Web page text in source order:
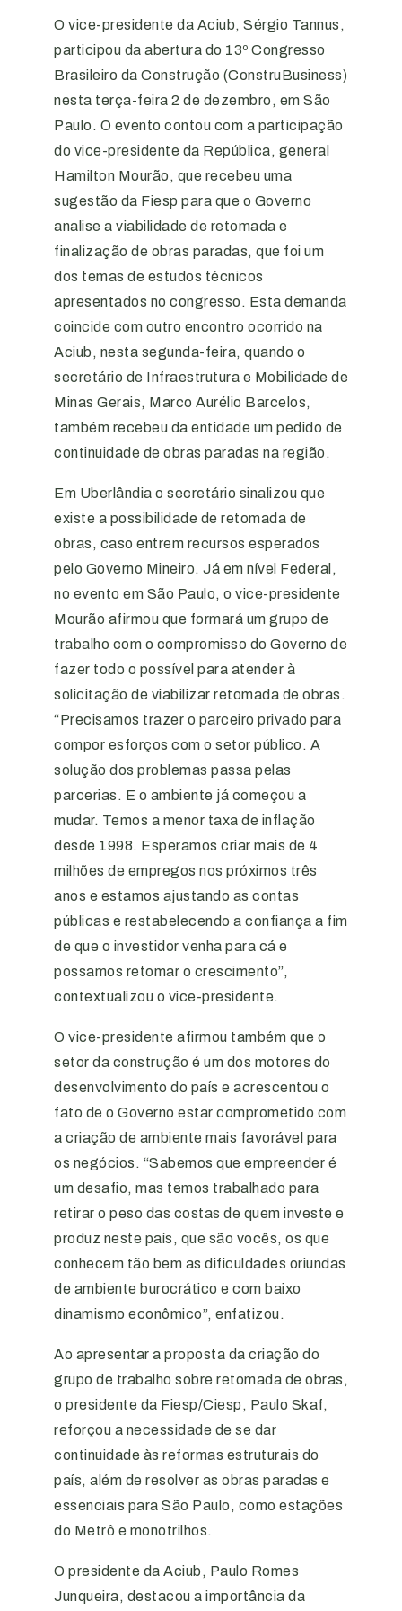
O vice-presidente da Aciub, Sérgio Tannus,
participou da abertura do 13º Congresso
Brasileiro da Construção (ConstruBusiness)
nesta terça-feira 2 de dezembro, em São
Paulo. O evento contou com a participação
do vice-presidente da República, general
Hamilton Mourão, que recebeu uma
sugestão da Fiesp para que o Governo
analise a viabilidade de retomada e
finalização de obras paradas, que foi um
dos temas de estudos técnicos
apresentados no congresso. Esta demanda
coincide com outro encontro ocorrido na
Aciub, nesta segunda-feira, quando o
secretário de Infraestrutura e Mobilidade de
Minas Gerais, Marco Aurélio Barcelos,
também recebeu da entidade um pedido de
continuidade de obras paradas na região.
Em Uberlândia o secretário sinalizou que
existe a possibilidade de retomada de
obras, caso entrem recursos esperados
pelo Governo Mineiro. Já em nível Federal,
no evento em São Paulo, o vice-presidente
Mourão afirmou que formará um grupo de
trabalho com o compromisso do Governo de
fazer todo o possível para atender à
solicitação de viabilizar retomada de obras.
“Precisamos trazer o parceiro privado para
compor esforços com o setor público. A
solução dos problemas passa pelas
parcerias. E o ambiente já começou a
mudar. Temos a menor taxa de inflação
desde 1998. Esperamos criar mais de 4
milhões de empregos nos próximos três
anos e estamos ajustando as contas
públicas e restabelecendo a confiança a fim
de que o investidor venha para cá e
possamos retomar o crescimento”,
contextualizou o vice-presidente.
O vice-presidente afirmou também que o
setor da construção é um dos motores do
desenvolvimento do país e acrescentou o
fato de o Governo estar comprometido com
a criação de ambiente mais favorável para
os negócios. “Sabemos que empreender é
um desafio, mas temos trabalhado para
retirar o peso das costas de quem investe e
produz neste país, que são vocês, os que
conhecem tão bem as dificuldades oriundas
de ambiente burocrático e com baixo
dinamismo econômico”, enfatizou.
Ao apresentar a proposta da criação do
grupo de trabalho sobre retomada de obras,
o presidente da Fiesp/Ciesp, Paulo Skaf,
reforçou a necessidade de se dar
continuidade às reformas estruturais do
país, além de resolver as obras paradas e
essenciais para São Paulo, como estações
do Metrô e monotrilhos.
O presidente da Aciub, Paulo Romes
Junqueira, destacou a importância da